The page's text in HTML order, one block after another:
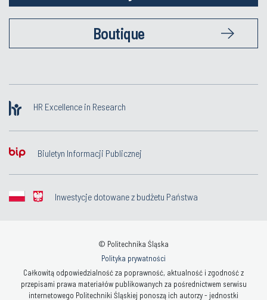
Boutique
HR Excellence in Research
Biuletyn Informacji Publicznej
Inwestycje dotowane z budżetu Państwa
© Politechnika Śląska
Polityka prywatności
Całkowitą odpowiedzialność za poprawność, aktualność i zgodność z
przepisami prawa materiałów publikowanych za pośrednictwem serwisu
internetowego Politechniki Śląskiej ponoszą ich autorzy - jednostki